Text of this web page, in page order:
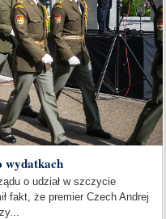
wydatkach
o udział w szczycie
fakt, że premier Czech Andrej